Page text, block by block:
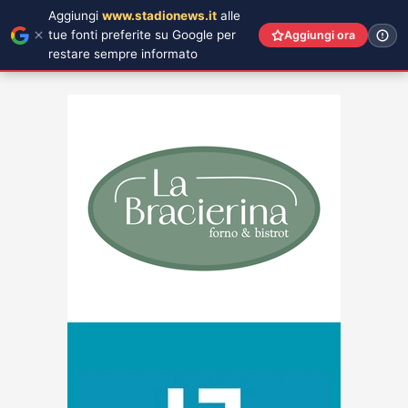
Aggiungi www.stadionews.it alle
tue fonti preferite su Google per
restare sempre informato
Aggiungi ora